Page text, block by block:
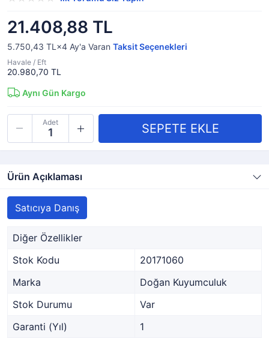
21.408,88 TL
5.750,43 TL×4 Ay'a Varan Taksit Seçenekleri
Havale / Eft
20.980,70 TL
Aynı Gün Kargo
Adet
Ürün Açıklaması
Satıcıya Danış
Diğer Özellikler
Stok Kodu
20171060
Marka
Doğan Kuyumculuk
Stok Durumu
Var
Garanti (Yıl)
1